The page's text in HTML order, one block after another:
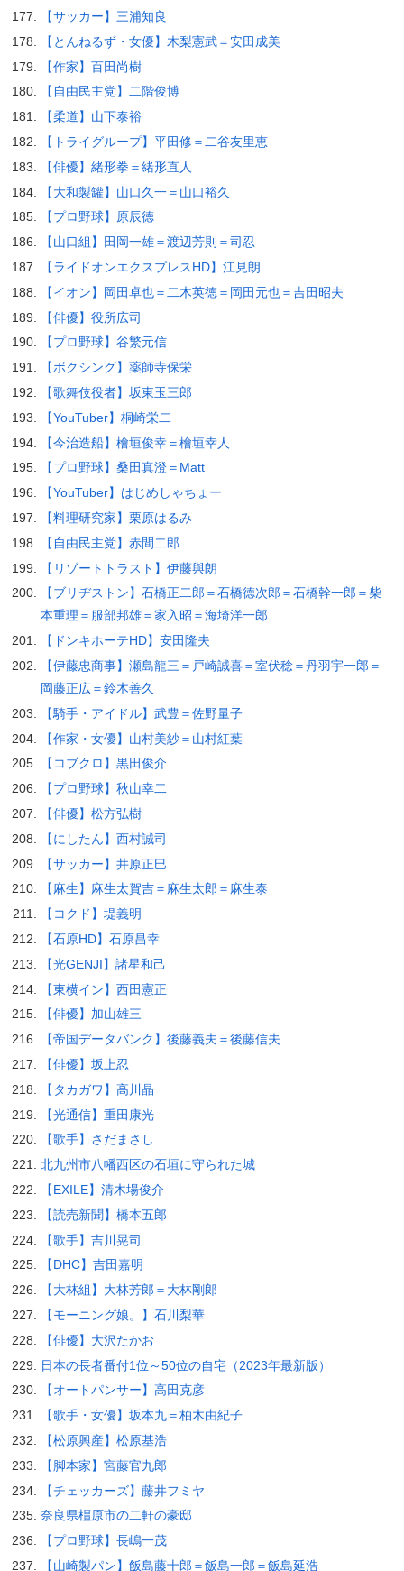
【サッカー】三浦知良
【とんねるず・女優】木梨憲武＝安田成美
【作家】百田尚樹
【自由民主党】二階俊博
【柔道】山下泰裕
【トライグループ】平田修＝二谷友里恵
【俳優】緒形拳＝緒形直人
【大和製罐】山口久一＝山口裕久
【プロ野球】原辰徳
【山口組】田岡一雄＝渡辺芳則＝司忍
【ライドオンエクスプレスHD】江見朗
【イオン】岡田卓也＝二木英徳＝岡田元也＝吉田昭夫
【俳優】役所広司
【プロ野球】谷繁元信
【ボクシング】薬師寺保栄
【歌舞伎役者】坂東玉三郎
【YouTuber】桐崎栄二
【今治造船】檜垣俊幸＝檜垣幸人
【プロ野球】桑田真澄＝Matt
【YouTuber】はじめしゃちょー
【料理研究家】栗原はるみ
【自由民主党】赤間二郎
【リゾートトラスト】伊藤與朗
【ブリヂストン】石橋正二郎＝石橋徳次郎＝石橋幹一郎＝柴
本重理＝服部邦雄＝家入昭＝海埼洋一郎
【ドンキホーテHD】安田隆夫
【伊藤忠商事】瀬島龍三＝戸崎誠喜＝室伏稔＝丹羽宇一郎＝
岡藤正広＝鈴木善久
【騎手・アイドル】武豊＝佐野量子
【作家・女優】山村美紗＝山村紅葉
【コブクロ】黒田俊介
【プロ野球】秋山幸二
【俳優】松方弘樹
【にしたん】西村誠司
【サッカー】井原正巳
【麻生】麻生太賀吉＝麻生太郎＝麻生泰
【コクド】堤義明
【石原HD】石原昌幸
【光GENJI】諸星和己
【東横イン】西田憲正
【俳優】加山雄三
【帝国データバンク】後藤義夫＝後藤信夫
【俳優】坂上忍
【タカガワ】高川晶
【光通信】重田康光
【歌手】さだまさし
北九州市八幡西区の石垣に守られた城
【EXILE】清木場俊介
【読売新聞】橋本五郎
【歌手】吉川晃司
【DHC】吉田嘉明
【大林組】大林芳郎＝大林剛郎
【モーニング娘。】石川梨華
【俳優】大沢たかお
日本の長者番付1位～50位の自宅（2023年最新版）
【オートパンサー】高田克彦
【歌手・女優】坂本九＝柏木由紀子
【松原興産】松原基浩
【脚本家】宮藤官九郎
【チェッカーズ】藤井フミヤ
奈良県橿原市の二軒の豪邸
【プロ野球】長嶋一茂
【山崎製パン】飯島藤十郎＝飯島一郎＝飯島延浩